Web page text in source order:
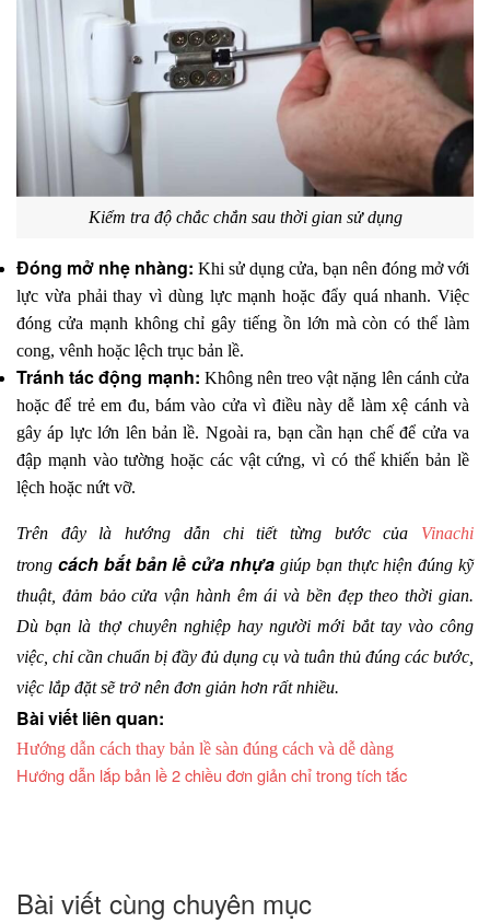
Kiểm tra độ chắc chắn sau thời gian sử dụng
Đóng mở nhẹ nhàng: Khi sử dụng cửa, bạn nên đóng mở với
lực vừa phải thay vì dùng lực mạnh hoặc đẩy quá nhanh. Việc
đóng cửa mạnh không chỉ gây tiếng ồn lớn mà còn có thể làm
cong, vênh hoặc lệch trục bản lề.
Tránh tác động mạnh: Không nên treo vật nặng lên cánh cửa
hoặc để trẻ em đu, bám vào cửa vì điều này dễ làm xệ cánh và
gây áp lực lớn lên bản lề. Ngoài ra, bạn cần hạn chế để cửa va
đập mạnh vào tường hoặc các vật cứng, vì có thể khiến bản lề
lệch hoặc nứt vỡ.
Trên đây là hướng dẫn chi tiết từng bước của Vinachi
trong cách bắt bản lề cửa nhựa giúp bạn thực hiện đúng kỹ
thuật, đảm bảo cửa vận hành êm ái và bền đẹp theo thời gian.
Dù bạn là thợ chuyên nghiệp hay người mới bắt tay vào công
việc, chỉ cần chuẩn bị đầy đủ dụng cụ và tuân thủ đúng các bước,
việc lắp đặt sẽ trở nên đơn giản hơn rất nhiều.
Bài viết liên quan:
Hướng dẫn cách thay bản lề sàn đúng cách và dễ dàng
Hướng dẫn lắp bản lề 2 chiều đơn giản chỉ trong tích tắc
Bài viết cùng chuyên mục